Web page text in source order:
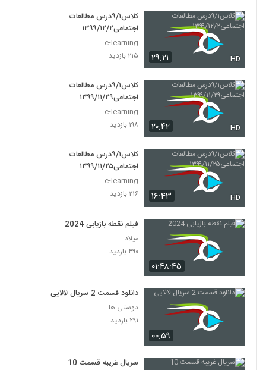
۲۹:۲۱ HD
کلاس۹/۱درس مطالعات
اجتماعی۱۳۹۹/۱۲/۲
e-learning
۲۱۵ بازدید
۲۰:۴۲ HD
کلاس۹/۱درس مطالعات
اجتماعی۱۳۹۹/۱۱/۲۹
e-learning
۱۹۸ بازدید
۱۶:۴۳ HD
کلاس۹/۱درس مطالعات
اجتماعی۱۳۹۹/۱۱/۲۵
e-learning
۲۱۶ بازدید
۰۱:۴۸:۴۵
فیلم نقطه بازیابی 2024
میلاد
۴۹۰ بازدید
۰۰:۵۹
دانلود قسمت 2 سریال لالایی
دوستی ها
۲۹۱ بازدید
سریال غریبه قسمت 10